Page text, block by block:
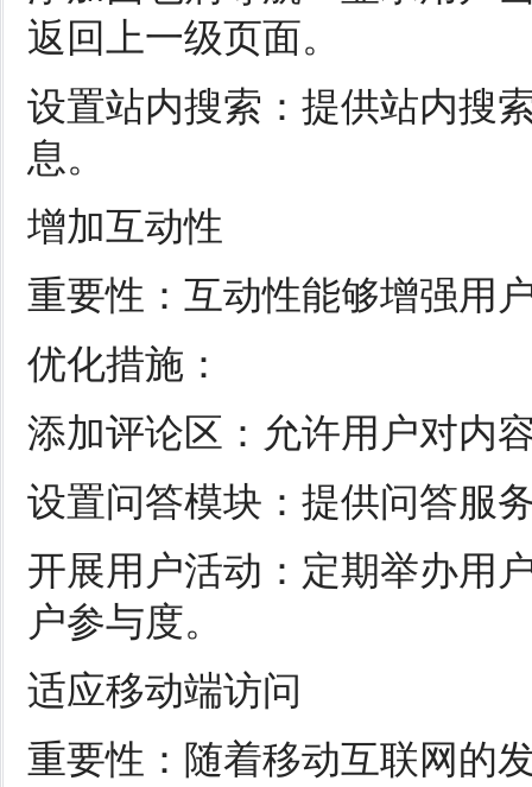
返回上一级页面。
设置站内搜索：提供站内搜
息。
增加互动性
重要性：互动性能够增强用
优化措施：
添加评论区：允许用户对内
设置问答模块：提供问答服
开展用户活动：定期举办用
户参与度。
适应移动端访问
重要性：随着移动互联网的